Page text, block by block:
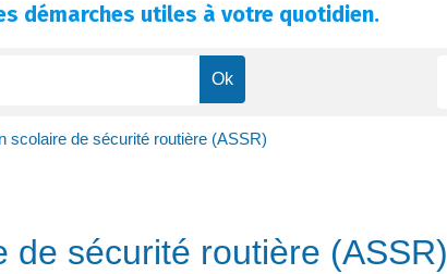
démarches utiles à votre quotidien.
scolaire de sécurité routière (ASSR)
de sécurité routière (ASSR)